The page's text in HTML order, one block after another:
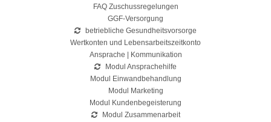
FAQ Zuschussregelungen
GGF-Versorgung
betriebliche Gesundheitsvorsorge
Wertkonten und Lebensarbeitszeitkonto
Ansprache | Kommunikation
Modul Ansprachehilfe
Modul Einwandbehandlung
Modul Marketing
Modul Kundenbegeisterung
Modul Zusammenarbeit